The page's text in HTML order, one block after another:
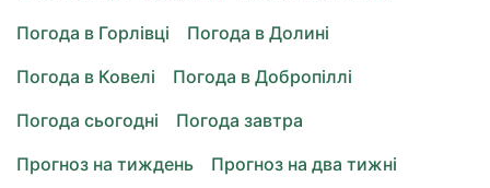
Погода в Горлівці
Погода в Долині
Погода в Ковелі
Погода в Добропіллі
Погода сьогодні
Погода завтра
Прогноз на тиждень
Прогноз на два тижні